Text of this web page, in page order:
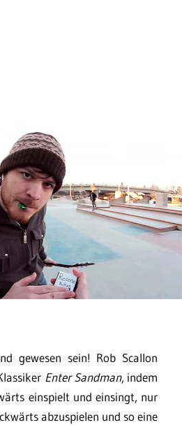
gewesen sein! Rob Scallon
Enter Sandman, indem
einspielt und einsingt, nur
abzuspielen und so eine